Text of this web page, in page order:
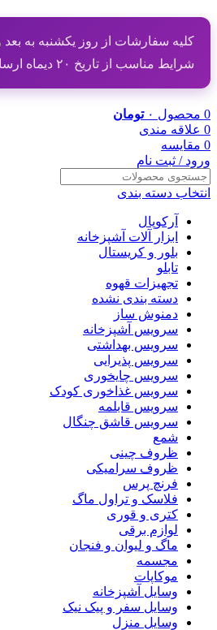
کلیه سفارشات از روز یکشنبه به
شرایط مناسب از تاریخ ۲۰ دیماه ارسال خواهد گردید
0 محصول ۰ تومان
0 علاقه مندی
0 مقایسه
ورود / ثبت نام
انتخاب دسته بندی
آرکوپال
ابزار آلات آشپزخانه
بلور و کریستال
تابلو
تجهیزات قهوه
دسته بندی نشده
دمنوش ساز
سرویس آشپزخانه
سرویس بهداشتی
سرویس پذیرایی
سرویس چایخوری
سرویس غذاخوری کودک
سرویس قابلمه
سرویس قاشق چنگال
شمع
ظروف چینی
ظروف سرامیکی
فرنچ پرس
فلاسک و تراول ماگ
کتری و قوری
لوازم برقی
ماگ و لیوان و فنجان
مجسمه
موکاپات
وسایل آشپزخانه
وسایل سفر و پیک نیک
وسایل منزل